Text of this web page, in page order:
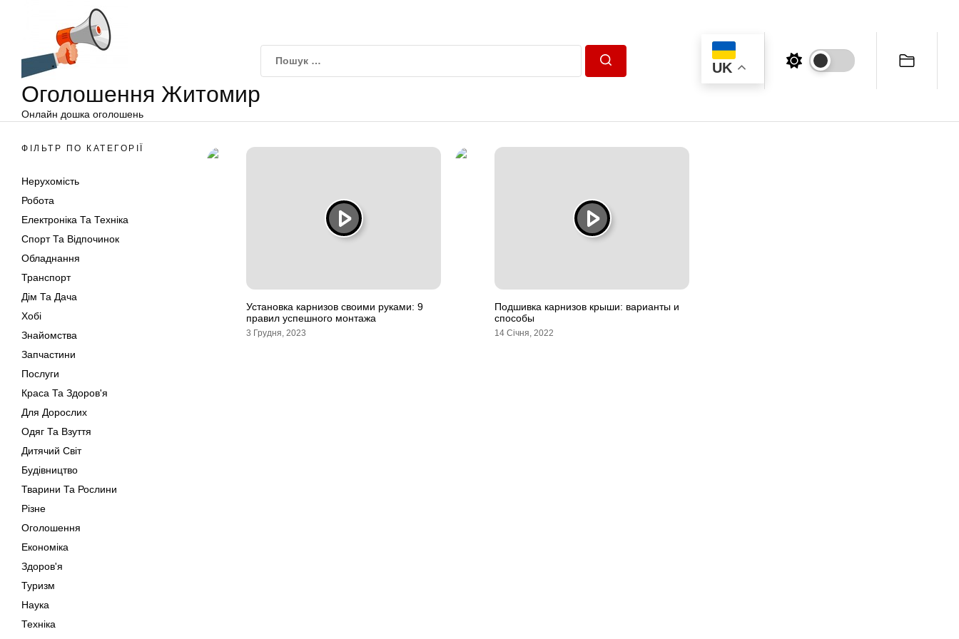
Оголошення Житомир
Онлайн дошка оголошень
UK
ФІЛЬТР ПО КАТЕГОРІЇ
Нерухомість
Робота
Електроніка Та Техніка
Спорт Та Відпочинок
Обладнання
Транспорт
Дім Та Дача
Хобі
Знайомства
Запчастини
Послуги
Краса Та Здоров'я
Для Дорослих
Одяг Та Взуття
Дитячий Світ
Будівництво
Тварини Та Рослини
Різне
Оголошення
Економіка
Здоров'я
Туризм
Наука
Техніка
Установка карнизов своими руками: 9
правил успешного монтажа
3 Грудня, 2023
Подшивка карнизов крыши: варианты и
способы
14 Січня, 2022